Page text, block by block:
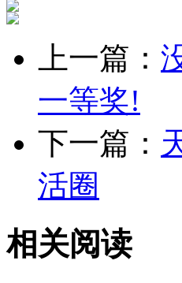
上一篇：
一等奖!
下一篇：
活圈
相关阅读